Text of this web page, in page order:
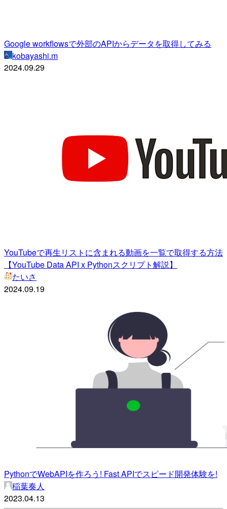
Google workflowsで外部のAPIからデータを取得してみる
kobayashi.m
2024.09.29
YouTubeで再生リストに含まれる動画を一覧で取得する方法
【YouTube Data API x Pythonスクリプト解説】
たいさ
2024.09.19
PythonでWebAPIを作ろう! Fast APIでスピード開発体験を!
稲葉奏人
2023.04.13